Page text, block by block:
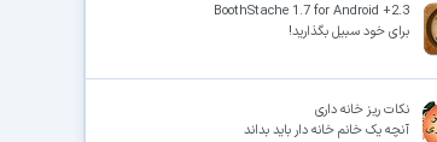
BoothStache 1.7 for Android +2.3
برای خود سبیل بگذارید!
نکات ریز خانه داری
آنچه یک خانم خانه دار باید بداند